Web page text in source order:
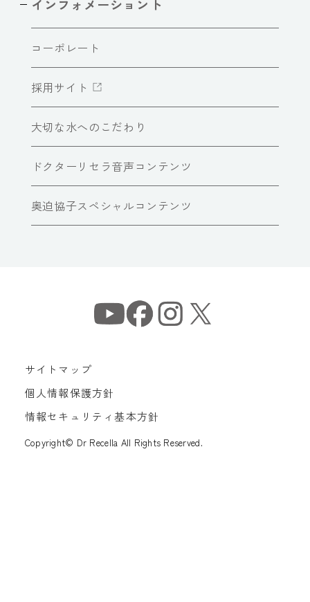
インフォメーショント
コーポレート
採用サイト
大切な水へのこだわり
ドクターリセラ音声コンテンツ
奥迫協子スペシャルコンテンツ
サイトマップ
個人情報保護方針
情報セキュリティ基本方針
Copyright© Dr Recella All Rights Reserved.